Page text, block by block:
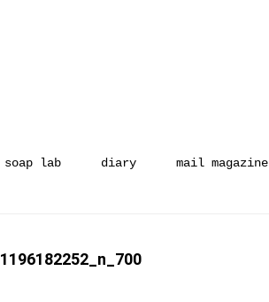
soap lab diary mail magazine